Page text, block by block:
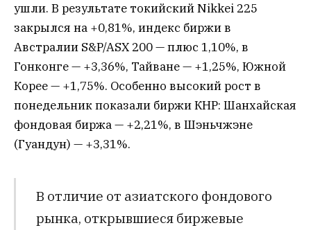
ушли. В результате токийский Nikkei 225
закрылся на +0,81%, индекс биржи в
Австралии S&P/ASX 200 — плюс 1,10%, в
Гонконге — +3,36%, Тайване — +1,25%, Южной
Корее — +1,75%. Особенно высокий рост в
понедельник показали биржи КНР: Шанхайская
фондовая биржа — +2,21%, в Шэньчжэнe
(Гуандун) — +3,31%.
В отличие от азиатского фондового
рынка, открывшиеся биржевые